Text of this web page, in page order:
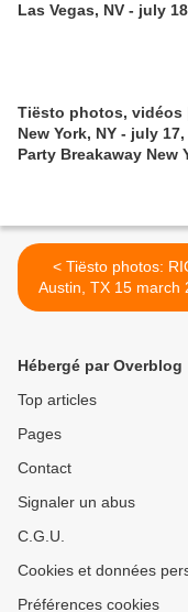
Las Vegas, NV - july
Tiësto photos, vidéos
New York, NY - july
Party Breakaway New
< Tiësto photos: RIO -
Austin, TX 15
Hébergé par Overblog
Top articles
Pages
Contact
Signaler un abus
C.G.U.
Cookies et données
Préférences cookies